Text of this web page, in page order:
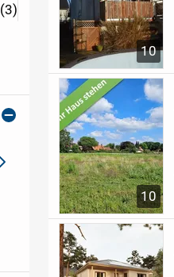
10
10
(3)
Abschicken